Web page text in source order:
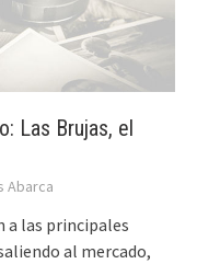
Las Brujas, el
Abarca
a las principales
al mercado,